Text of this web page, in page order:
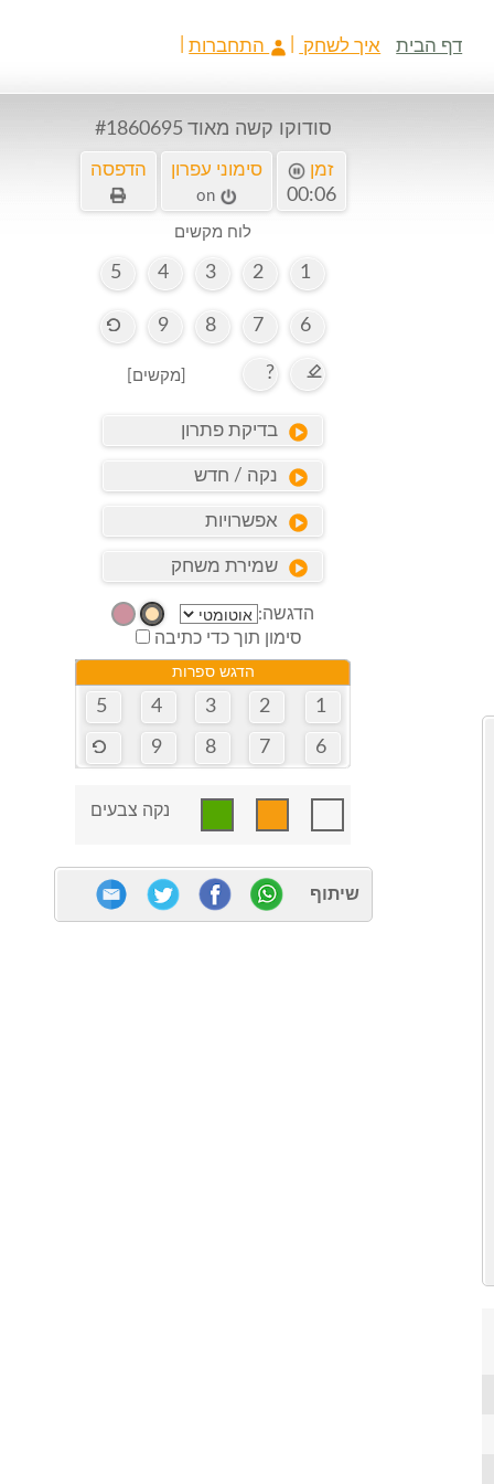
דף הבית איך לשחק התחברות
סודוקו קשה מאוד #1860695
זמן
00:06
סימוני עפרון
on
הדפסה
לוח מקשים
1
2
3
4
5
6
7
8
9
? [מקשים]
בדיקת פתרון
נקה / חדש
אפשרויות
שמירת משחק
הדגשה:
סימון תוך כדי כתיבה
הדגש ספרות
1
2
3
4
5
6
7
8
9
נקה צבעים
שיתוף